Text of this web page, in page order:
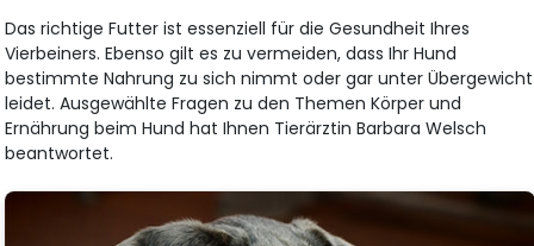
Das richtige Futter ist essenziell für die Gesundheit Ihres
Vierbeiners. Ebenso gilt es zu vermeiden, dass Ihr Hund
bestimmte Nahrung zu sich nimmt oder gar unter Übergewicht
leidet. Ausgewählte Fragen zu den Themen Körper und
Ernährung beim Hund hat Ihnen Tierärztin Barbara Welsch
beantwortet.